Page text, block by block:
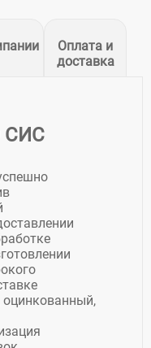
Оплата и
доставка
СИС
оцинкованный,